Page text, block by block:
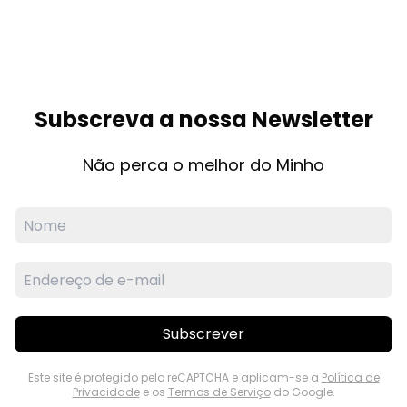
Subscreva a nossa Newsletter
Não perca o melhor do Minho
Subscrever
Este site é protegido pelo reCAPTCHA e aplicam-se a Política de
Privacidadee os Termos de Serviçodo Google.